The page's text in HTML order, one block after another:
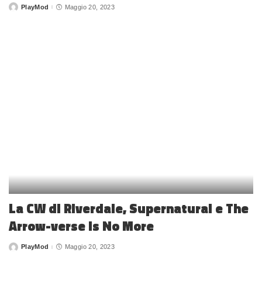
PostedPlayMod Maggio 20, 2023
La CW di Riverdale, Supernatural e The
Arrow-verse is No More
PostedPlayMod Maggio 20, 2023